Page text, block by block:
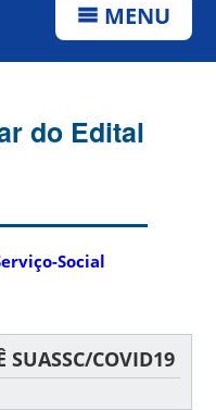
MENU
do Edital
Social
SUASSC/COVID19